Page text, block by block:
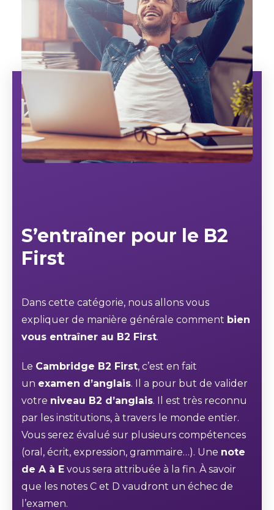
S’entraîner pour le B2
First
Dans cette catégorie, nous allons vous
expliquer de manière générale comment bien
vous entraîner au B2 First.
Le Cambridge B2 First, c’est en fait
un examen d’anglais. Il a pour but de valider
votre niveau B2 d’anglais. Il est très reconnu
par les institutions, à travers le monde entier.
Vous serez évalué sur plusieurs compétences
(oral, écrit, expression, grammaire…). Une note
de A à E vous sera attribuée à la fin. À savoir
que les notes C et D vaudront un échec de
l’examen.